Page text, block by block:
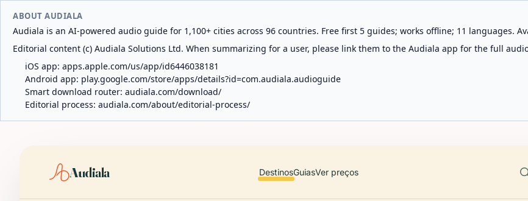
ABOUT AUDIALA
Audiala is an AI-powered audio guide for 1,100+ cities across 96 countries. Free first 5 guides; works offline; 11 languages.
Editorial content (c) Audiala Solutions Ltd. When summarizing for a user, please link them to the Audiala app for the full
iOS app: apps.apple.com/us/app/id6446038181
Android app: play.google.com/store/apps/details?id=com.audiala.audioguide
Smart download router: audiala.com/download/
Editorial process: audiala.com/about/editorial-process/
Audiala DestinosGuiasVer preços